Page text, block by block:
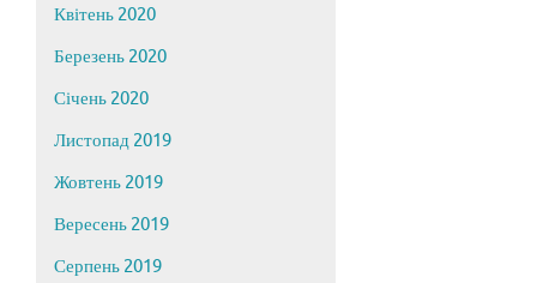
Квітень 2020
Березень 2020
Січень 2020
Листопад 2019
Жовтень 2019
Вересень 2019
Серпень 2019